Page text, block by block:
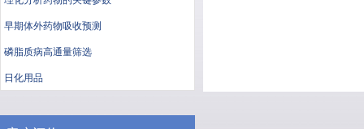
早期体外药物吸收预测
磷脂质病高通量筛选
日化用品